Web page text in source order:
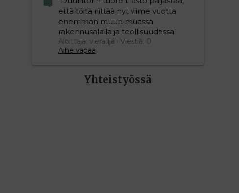
että töitä riittää nyt viime vuotta
enemmän muun muassa
rakennusalalla ja teollisuudessa"
Aloittaja: vierailija
Viestiä: 0
Aihe vapaa
Yhteistyössä